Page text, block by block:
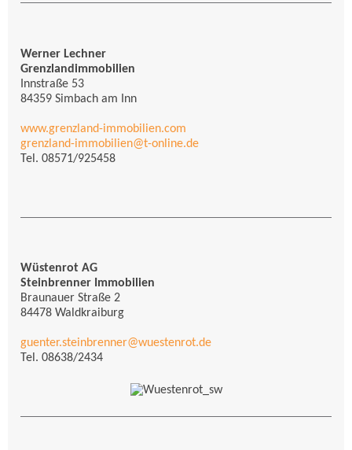
Werner Lechner
Grenzlandimmobilien
Innstraße 53
84359 Simbach am Inn
www.grenzland-immobilien.com
grenzland-immobilien@t-online.de
Tel. 08571/925458
Wüstenrot AG
Steinbrenner Immobilien
Braunauer Straße 2
84478 Waldkraiburg
guenter.steinbrenner@wuestenrot.de
Tel.08638/2434